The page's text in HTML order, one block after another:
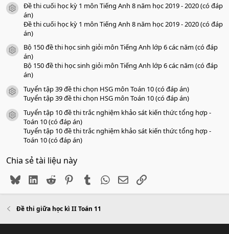
icon tài liệu
Đề thi cuối học kỳ 1 môn Tiếng Anh 8 năm học 2019 - 2020 (có đáp
án)
Đề thi cuối học kỳ 1 môn Tiếng Anh 8 năm học 2019 - 2020 (có đáp
án)
icon tài liệu
Bộ 150 đề thi học sinh giỏi môn Tiếng Anh lớp 6 các năm (có đáp
án)
Bộ 150 đề thi học sinh giỏi môn Tiếng Anh lớp 6 các năm (có đáp
án)
icon tài liệu
Tuyển tập 39 đề thi chọn HSG môn Toán 10 (có đáp án)
Tuyển tập 39 đề thi chọn HSG môn Toán 10 (có đáp án)
icon tài liệu
Tuyển tập 10 đề thi trắc nghiệm khảo sát kiến thức tổng hợp -
Toán 10 (có đáp án)
Tuyển tập 10 đề thi trắc nghiệm khảo sát kiến thức tổng hợp -
Toán 10 (có đáp án)
Chia sẻ tài liệu này
BlueskyLinkedIn
Reddit PinterestTumblr WhatsApp
EmailLink
Đề thi giữa học kì II Toán 11